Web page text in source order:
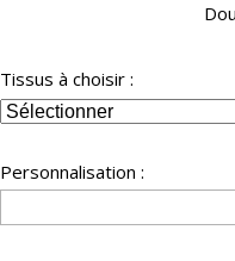
Tissus à choisir :
Personnalisation :